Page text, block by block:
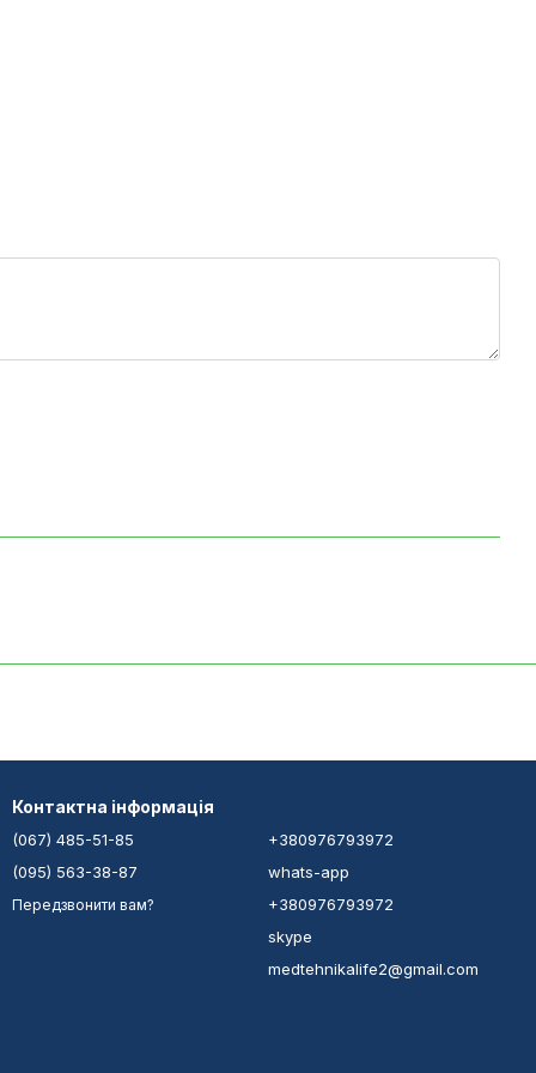
Контактна інформація
(067) 485-51-85
(095) 563-38-87
Передзвонити вам?
+380976793972
whats-app
+380976793972
skype
medtehnikalife2@gmail.com